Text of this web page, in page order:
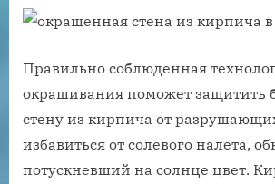
Правильно соблюденная
окрашивания поможет защитить
стену из кирпича от
избавиться от солевого налета,
потускневший на солнце цвет.